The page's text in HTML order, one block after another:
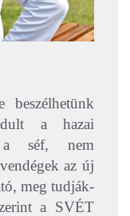
a hazai
a séf, nem
az új
meg tudják-
a SVÉT